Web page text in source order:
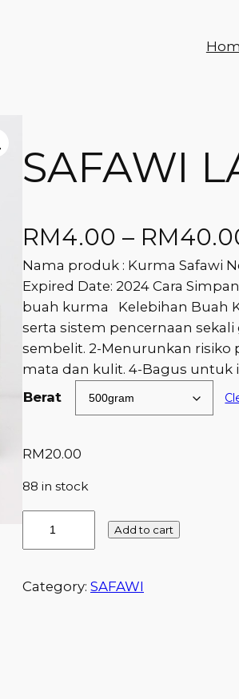
SAFAWI
RM4.00 – RM
Nama produk : Kurma Safawi
Expired Date: 2024 Cara
buah kurma Kelebihan Buah
serta sistem pencernaan
sembelit. 2-Menurunkan risiko
mata dan kulit. 4-Bagus untuk
Berat
RM20.00
88 in stock
A
Add to cart
Category: SAFAWI